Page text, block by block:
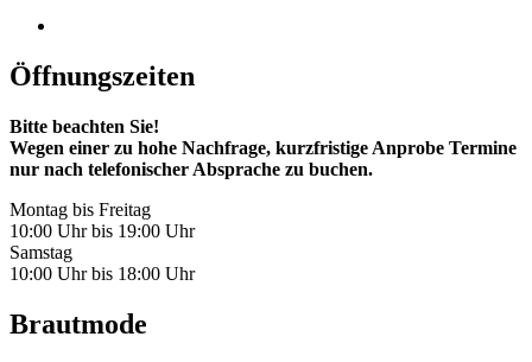
Öffnungszeiten
Bitte beachten Sie!
Wegen einer zu hohe Nachfrage, kurzfristige Anprobe Termine
nur nach telefonischer Absprache zu buchen.
Montag bis Freitag
10:00 Uhr bis 19:00 Uhr
Samstag
10:00 Uhr bis 18:00 Uhr
Brautmode